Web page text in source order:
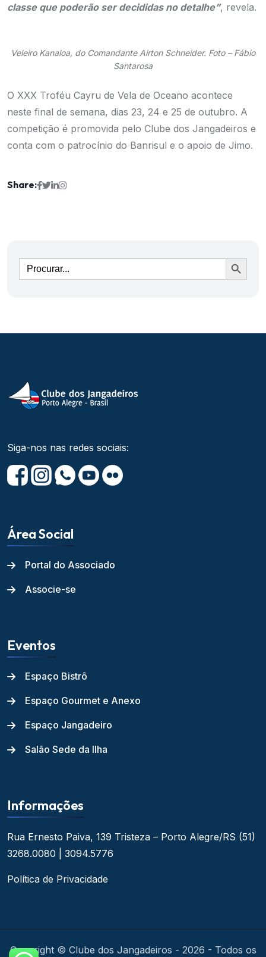
classe que poderão ser decididas no detalhe”, revela.
Veleiro Kanaloa, do Comandante Airton Schneider. Foto – Fábio
Santarosa
O XXX Troféu Cayru de Vela de Oceano acontece
neste final de semana, dias 23, 24 e 25 de outubro. A
competição é promovida pelo Clube dos Jangadeiros e
conta com o patrocínio do Banrisul e o apoio de Jimo.
Share:
Ir
Siga-nos nas redes sociais:
Área Social
Portal do Associado
Associe-se
Eventos
Espaço Bistrô
Espaço Gourmet e Anexo
Espaço Jangadeiro
Salão Sede da Ilha
Informações
Rua Ernesto Paiva, 139 Tristeza – Porto Alegre/RS (51)
3268.0080 | 3094.5776
Política de Privacidade
Copyright © Clube dos Jangadeiros - 2026 - Todos os